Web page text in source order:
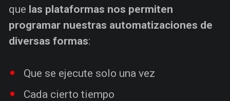
que las plataformas nos permiten
programar nuestras automatizaciones de
diversas formas:
Que se ejecute solo una vez
Cada cierto tiempo